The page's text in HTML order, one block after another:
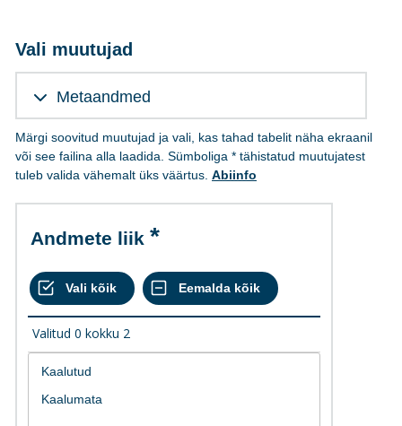
Vali muutujad
Metaandmed
Märgi soovitud muutujad ja vali, kas tahad tabelit näha ekraanil
või see failina alla laadida. Sümboliga * tähistatud muutujatest
tuleb valida vähemalt üks väärtus. Abiinfo
Andmete liik
Valitud 0 kokku 2